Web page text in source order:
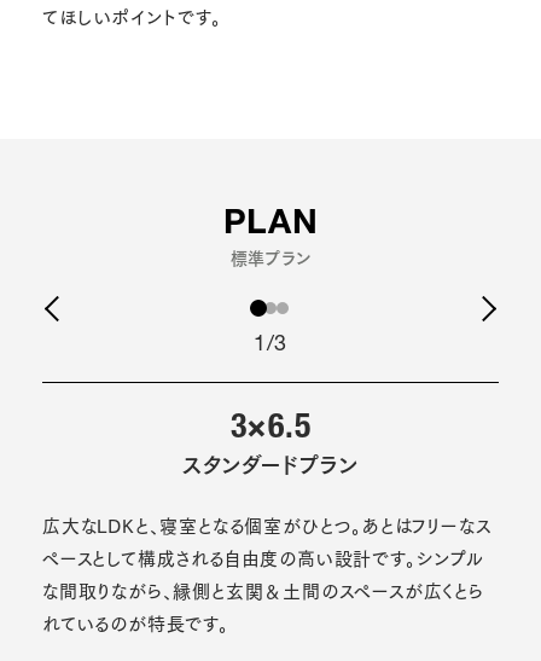
てほしいポイントです。
PLAN
標準プラン
1/3
3×6.5
スタンダードプラン
広大なLDKと、寝室となる個室がひとつ。あとはフリーなス
ペースとして構成される自由度の高い設計です。シンプル
な間取りながら、縁側と玄関＆土間のスペースが広くとら
れているのが特長です。